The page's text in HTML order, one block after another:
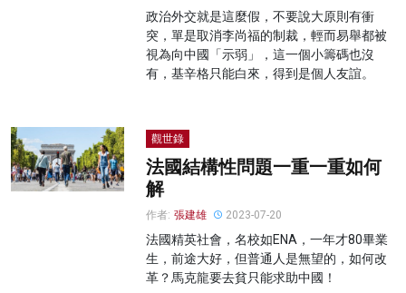
政治外交就是這麼假，不要說大原則有衝
突，單是取消李尚福的制裁，輕而易舉都被
視為向中國「示弱」，這一個小籌碼也沒
有，基辛格只能白來，得到是個人友誼。
觀世錄
法國結構性問題一重一重如何
解
作者: 張建雄 2023-07-20
法國精英社會，名校如ENA，一年才80畢業
生，前途大好，但普通人是無望的，如何改
革？馬克龍要去貧只能求助中國！